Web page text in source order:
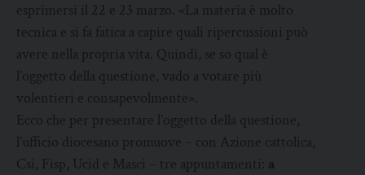
esprimersi il 22 e 23 marzo. «La materia è molto
tecnica e si fa fatica a capire quali ripercussioni può
avere nella propria vita. Quindi, se so qual è
l’oggetto della questione, vado a votare più
volentieri e consapevolmente».
Ecco che per presentare l’oggetto della questione,
l’ufficio diocesano promuove – con Azione cattolica,
Csi, Fisp, Ucid e Masci – tre appuntamenti: a